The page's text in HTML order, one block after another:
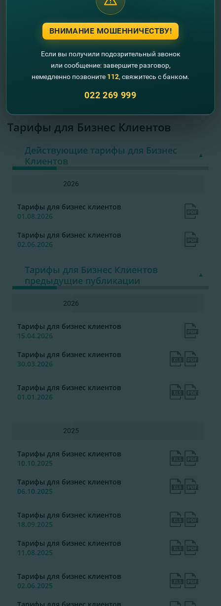
2024
Тарифы для физических лиц
23.04.2024
Тарифы для Бизнес Клиентов
Действующие тарифы для Бизнес
Клиентов
2026
Тарифы для бизнес клиентов
01.08.2026
Тарифы для бизнес клиентов
02.06.2026
Тарифы для Бизнес Клиентов
предыдущие публикации
2026
Тарифы для бизнес клиентов
15.04.2026
Тарифы для бизнес клиентов
30.03.2026
Тарифы для бизнес клиентов
01.01.2026
2025
Тарифы для бизнес клиентов
10.10.2025
Тарифы для бизнес клиентов
06.10.2025
Тарифы для бизнес клиентов
18.09.2025
Тарифы для бизнес клиентов
11.08.2025
Тарифы для бизнес клиентов
02.06.2025
ВНИМАНИЕ МОШЕННИЧЕСТВУ!
Если вы получили подозрительный звонок
или сообщение: завершите разговор,
немедленно позвоните 112, свяжитесь с банком.
022 269 999